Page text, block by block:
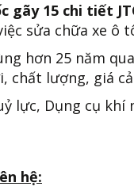
gãy 15 chi tiết
sửa chữa xe ô
hơn 25 năm
chất lượng, giá
lực, Dụng cụ
hệ: